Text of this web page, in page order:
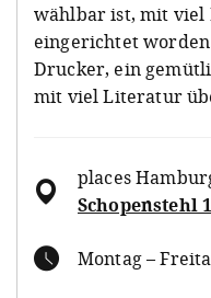
wählbar ist, mit viel
eingerichtet
Drucker, ein
mit viel Literatur
places
Schopenstehl
Montag –